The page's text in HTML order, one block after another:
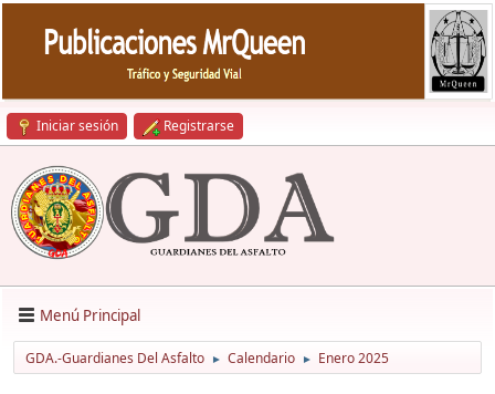
Iniciar sesión Registrarse
Menú Principal
GDA.-Guardianes Del Asfalto ► Calendario ► Enero 2025